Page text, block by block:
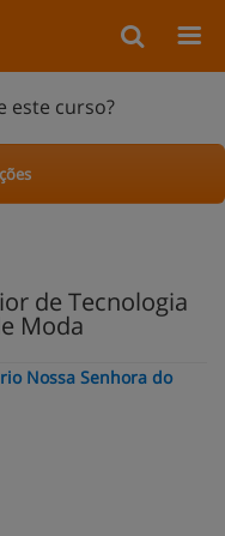
este curso?
de Tecnologia
Moda
Nossa Senhora do